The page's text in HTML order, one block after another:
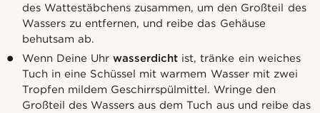
des Wattestäbchens zusammen, um den Großteil des
Wassers zu entfernen, und reibe das Gehäuse
behutsam ab.
Wenn Deine Uhrwasserdicht ist, tränke ein weiches
Tuch in eine Schüssel mit warmem Wasser mit zwei
Tropfen mildem Geschirrspülmittel. Wringe den
Großteil des Wassers aus dem Tuch aus und reibe das